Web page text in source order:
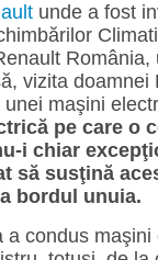
unde a fost
România,
vizita doamnei
unei maşini
pe care o
i chiar
să susţină
bordul unuia.
condus